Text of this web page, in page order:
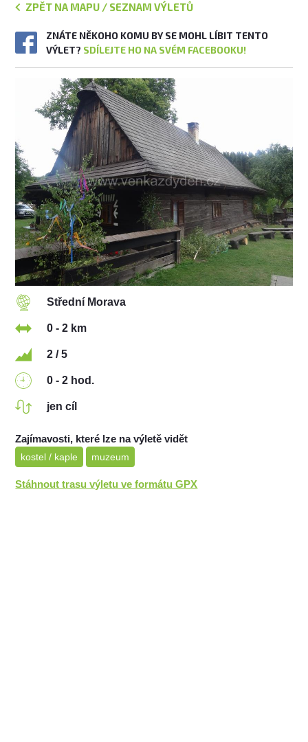
ZPĚT NA MAPU / SEZNAM VÝLETŮ
ZNÁTE NĚKOHO KOMU BY SE MOHL LÍBIT TENTO
VÝLET? SDÍLEJTE HO NA SVÉM FACEBOOKU!
Střední Morava
0 - 2 km
2 / 5
0 - 2 hod.
jen cíl
Zajímavosti, které lze na výletě vidět
kostel / kaple muzeum
Stáhnout trasu výletu ve formátu GPX